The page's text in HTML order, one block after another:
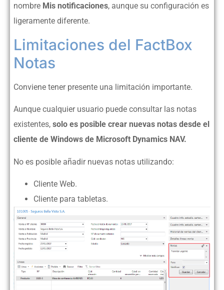
nombre Mis notificaciones, aunque su configuración es
ligeramente diferente.
Limitaciones del FactBox
Notas
Conviene tener presente una limitación importante.
Aunque cualquier usuario puede consultar las notas
existentes, solo es posible crear nuevas notas desde el
cliente de Windows de Microsoft Dynamics NAV.
No es posible añadir nuevas notas utilizando:
Cliente Web.
Cliente para tabletas.